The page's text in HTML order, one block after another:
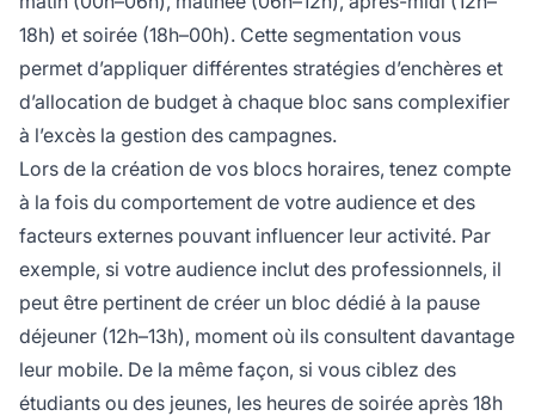
18h) et soirée (18h–00h). Cette segmentation vous
permet d’appliquer différentes stratégies d’enchères et
d’allocation de budget à chaque bloc sans complexifier
à l’excès la gestion des campagnes.
Lors de la création de vos blocs horaires, tenez compte
à la fois du comportement de votre audience et des
facteurs externes pouvant influencer leur activité. Par
exemple, si votre audience inclut des professionnels, il
peut être pertinent de créer un bloc dédié à la pause
déjeuner (12h–13h), moment où ils consultent davantage
leur mobile. De la même façon, si vous ciblez des
étudiants ou des jeunes, les heures de soirée après 18h